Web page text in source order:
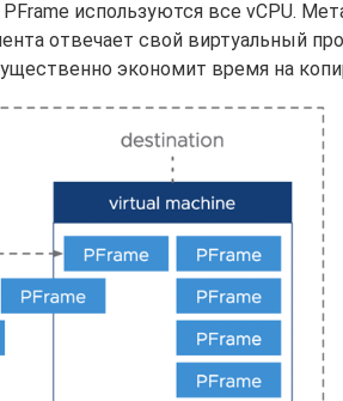
используются все vCPU.
отвечает свой виртуальный
экономит время на